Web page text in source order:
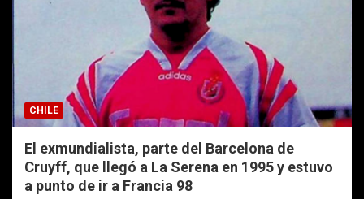
CHILE
El exmundialista, parte del Barcelona de
Cruyff, que llegó a La Serena en 1995 y estuvo
a punto de ir a Francia 98